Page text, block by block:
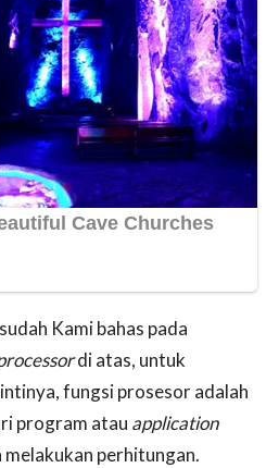
Kami bahas pada
di atas, untuk
fungsi prosesor adalah
program atau application
melakukan perhitungan.